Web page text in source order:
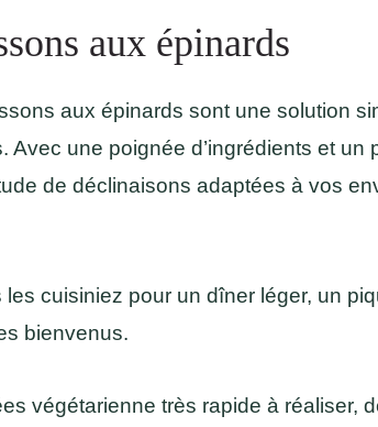
aux épinards
aux épinards sont une solution
Avec une poignée d’ingrédients et un
de déclinaisons adaptées à vos
les cuisiniez pour un dîner léger, un
bienvenus.
végétarienne très rapide à réaliser,